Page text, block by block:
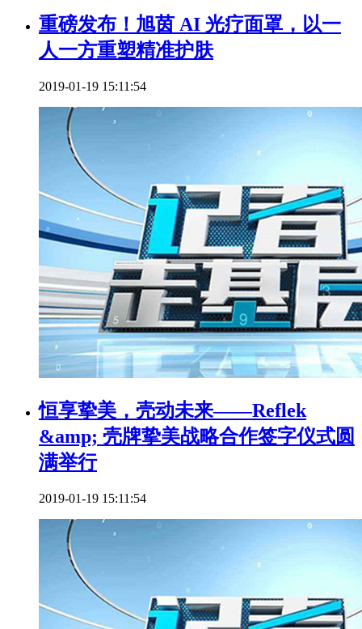
重磅发布！旭茵 AI 光疗面罩，以一
人一方重塑精准护肤
2019-01-19 15:11:54
恒享挚美，壳动未来——Reflek
&amp; 壳牌挚美战略合作签字仪式圆
满举行
2019-01-19 15:11:54